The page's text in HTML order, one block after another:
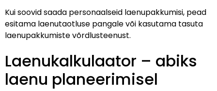
Kui soovid saada personaalseid laenupakkumisi, pead
esitama laenutaotluse pangale või kasutama tasuta
laenupakkumiste võrdlusteenust.
Laenukalkulaator – abiks
laenu planeerimisel